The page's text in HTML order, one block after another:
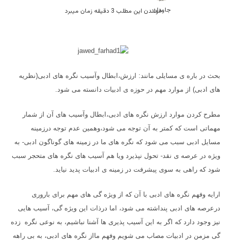
خواندن این مطلب 3 دقیقه زمان میبرد
بحث در باره ی مسایلی مانند: ارزش،ابطال وآسیب نگره های ادبی(نظریه
های ادبی) از موارد مهم در حوزه ی ادبیات دانسته می شود.
مطرح کردن موارد ارزش نگره های ادبی،ابطال وآسیب های آن از شمار
مهماتی است که کمتر به آن توجه می شود،وهمین عدم توجه درزمینه
مسایل ادبی سبب می شود که نگره های ما در زمینه های گوناگون ادبی- به
ویژه در عرصه ی نقد- تحول نپذیرد ویا هم آسیب های نگره های متحجر سبب
شود که راهی به سوی پیشرفت در زمینه ی ادبیات پدید نیاید.
ارایه وفهم نگره های ادبی با آن که از ویژه گی های مهم برای باروری
درعرصه های ادبی پنداشته می شود، اما درذات این ویژه گی، آسیب هایی
نیز وجود دارد که اگر به این آسیب پذیری ها آشنا نباشیم، به نوعی نگره زده
گی مزمن در ادبیات مصاب می شویم وفهم مااز نگره های ادبی، به بی راهه